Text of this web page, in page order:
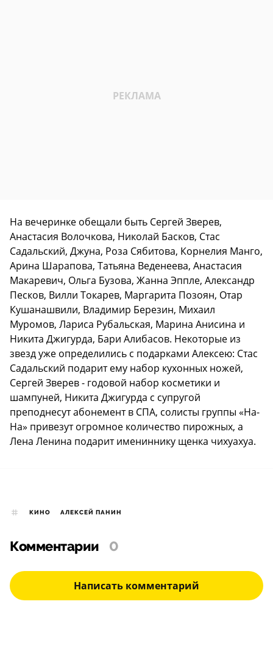
На вечеринке обещали быть Сергей Зверев,
Анастасия Волочкова, Николай Басков, Стас
Садальский, Джуна, Роза Сябитова, Корнелия Манго,
Арина Шарапова, Татьяна Веденеева, Анастасия
Макаревич, Ольга Бузова, Жанна Эппле, Александр
Песков, Вилли Токарев, Маргарита Позоян, Отар
Кушанашвили, Владимир Березин, Михаил
Муромов, Лариса Рубальская, Марина Анисина и
Никита Джигурда, Бари Алибасов. Некоторые из
звезд уже определились с подарками Алексею: Стас
Садальский подарит ему набор кухонных ножей,
Сергей Зверев - годовой набор косметики и
шампуней, Никита Джигурда с супругой
преподнесут абонемент в СПА, солисты группы «На-
На» привезут огромное количество пирожных, а
Лена Ленина подарит имениннику щенка чихуахуа.
КИНО АЛЕКСЕЙ ПАНИН
Комментарии 0
Написать комментарий